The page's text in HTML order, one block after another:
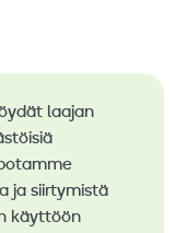
laajan
ja siirtymistä
käyttöön